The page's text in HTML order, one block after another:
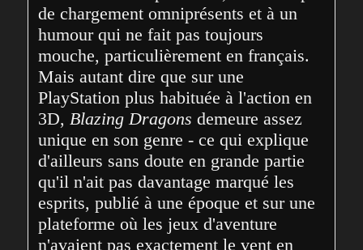
de chargement omniprésents et à un
humour qui ne fait pas toujours
mouche, particulièrement en français.
Mais autant dire que sur une
PlayStation plus habituée à l'action en
3D, Blazing Dragons demeure assez
unique en son genre - ce qui explique
d'ailleurs sans doute en grande partie
qu'il n'ait pas davantage marqué les
esprits, publié à une époque et sur une
plateforme où les jeux d'aventure
n'avaient pas exactement le vent en